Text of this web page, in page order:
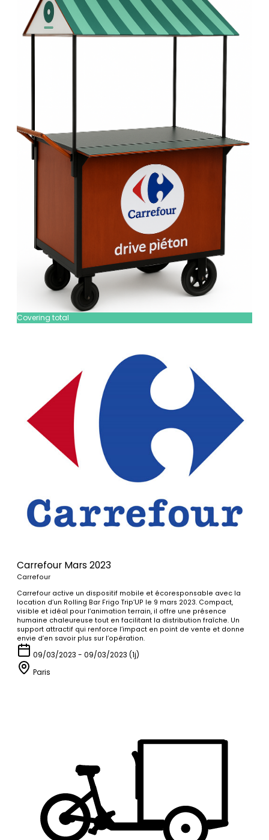
Covering total
Carrefour Mars 2023
Carrefour
Carrefour active un dispositif mobile et écoresponsable avec la
location d’un Rolling Bar Frigo Trip’UP le 9 mars 2023. Compact,
visible et idéal pour l’animation terrain, il offre une présence
humaine chaleureuse tout en facilitant la distribution fraîche. Un
support attractif qui renforce l’impact en point de vente et donne
envie d’en savoir plus sur l’opération.
09/03/2023 - 09/03/2023 (1j)
Paris